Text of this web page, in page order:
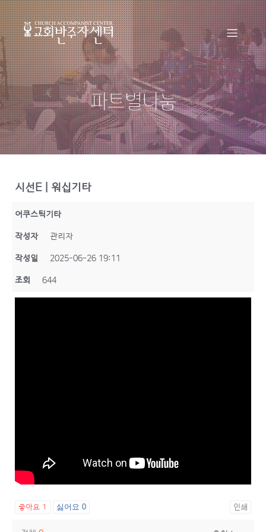
파트별나눔
시선E | 워십기타
어쿠스틱기타
작성자 관리자
작성일 2025-06-26 19:11
조회 644
좋아요 1 싫어요 0 인쇄